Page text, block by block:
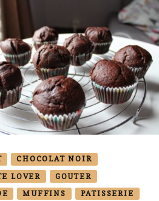
CHOCOLAT NOIR
LOVER
GOUTER
MUFFINS
PATISSERIE